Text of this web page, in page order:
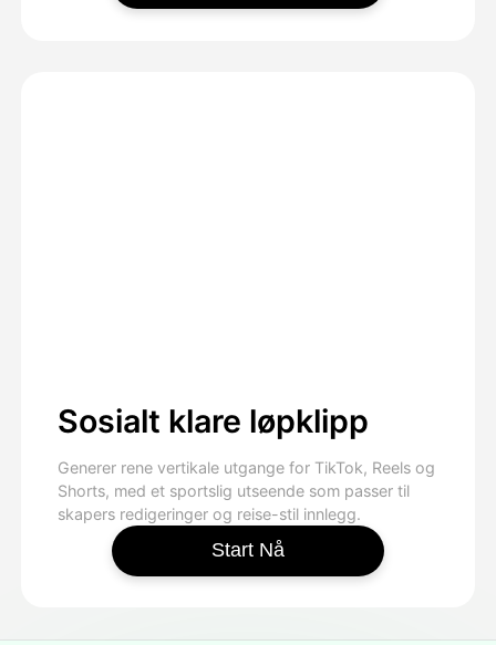
Sosialt klare løpklipp
Generer rene vertikale utgange for TikTok, Reels og
Shorts, med et sportslig utseende som passer til
skapers redigeringer og reise-stil innlegg.
Start Nå